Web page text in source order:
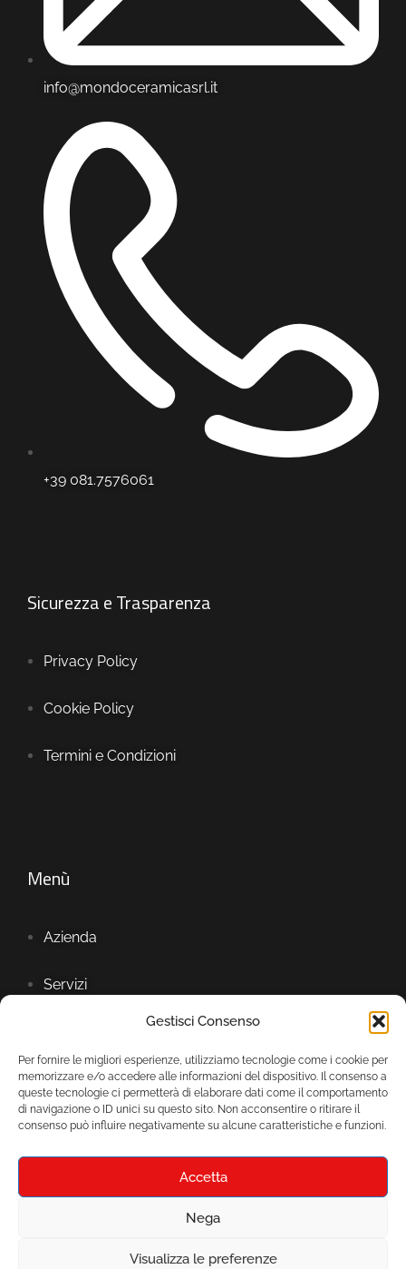
Gestisci Consenso
Per fornire le migliori esperienze, utilizziamo tecnologie come i cookie per
memorizzare e/o accedere alle informazioni del dispositivo. Il consenso a
queste tecnologie ci permetterà di elaborare dati come il comportamento
di navigazione o ID unici su questo sito. Non acconsentire o ritirare il
consenso può influire negativamente su alcune caratteristiche e funzioni.
Accetta
Nega
Visualizza le preferenze
info@mondoceramicasrl.it
+39 081.7576061
Sicurezza e Trasparenza
Privacy Policy
Cookie Policy
Termini e Condizioni
Menù
Azienda
Servizi